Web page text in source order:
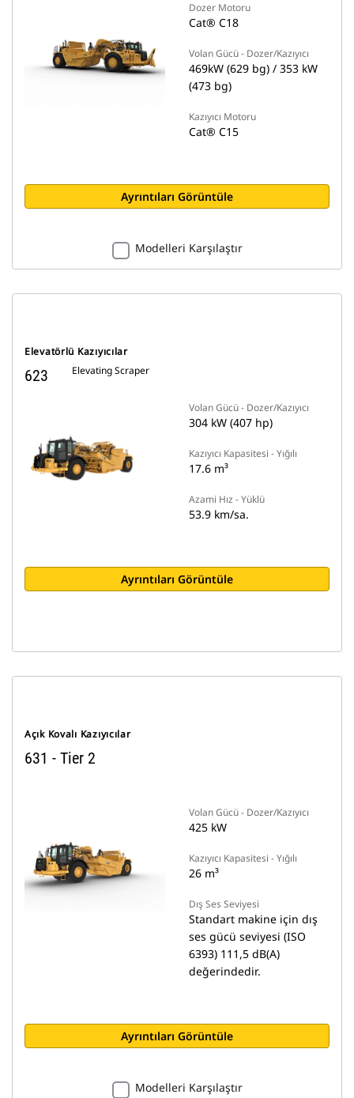
Dozer Motoru
Cat® C18
Volan Gücü - Dozer/Kazıyıcı
469kW (629 bg) / 353 kW
(473 bg)
Kazıyıcı Motoru
Cat® C15
Ayrıntıları Görüntüle
Modelleri Karşılaştır
Elevatörlü Kazıyıcılar
623 Elevating Scraper
Volan Gücü - Dozer/Kazıyıcı
304 kW (407 hp)
Kazıyıcı Kapasitesi - Yığılı
17.6 m³
Azami Hız - Yüklü
53.9 km/sa.
Ayrıntıları Görüntüle
Açık Kovalı Kazıyıcılar
631 - Tier 2
Volan Gücü - Dozer/Kazıyıcı
425 kW
Kazıyıcı Kapasitesi - Yığılı
26 m³
Dış Ses Seviyesi
Standart makine için dış
ses gücü seviyesi (ISO
6393) 111,5 dB(A)
değerindedir.
Ayrıntıları Görüntüle
Modelleri Karşılaştır